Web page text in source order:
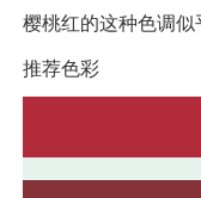
樱桃红的这种色调似
推荐色彩